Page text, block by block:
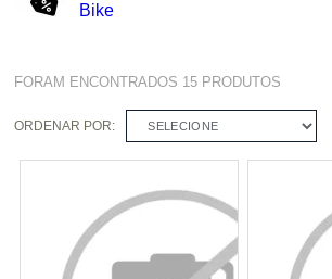
Bike
FORAM ENCONTRADOS 15 PRODUTOS
ORDENAR POR: SELECIONE